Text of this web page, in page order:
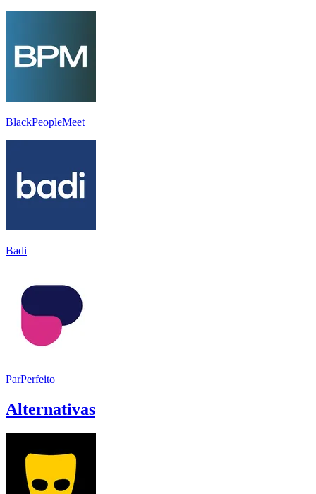
BlackPeopleMeet
Badi
ParPerfeito
Alternativas